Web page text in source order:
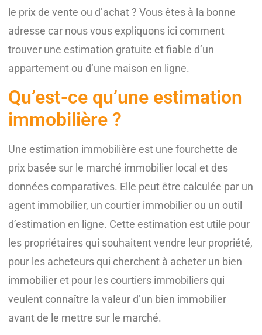
le prix de vente ou d’achat ? Vous êtes à la bonne
adresse car nous vous expliquons ici comment
trouver une estimation gratuite et fiable d’un
appartement ou d’une maison en ligne.
Qu’est-ce qu’une estimation
immobilière ?
Une estimation immobilière est une fourchette de
prix basée sur le marché immobilier local et des
données comparatives. Elle peut être calculée par un
agent immobilier, un courtier immobilier ou un outil
d’estimation en ligne. Cette estimation est utile pour
les propriétaires qui souhaitent vendre leur propriété,
pour les acheteurs qui cherchent à acheter un bien
immobilier et pour les courtiers immobiliers qui
veulent connaître la valeur d’un bien immobilier
avant de le mettre sur le marché.